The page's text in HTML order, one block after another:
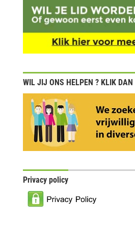
WIL JIJ ONS HELPEN ? KLIK DAN
Privacy policy